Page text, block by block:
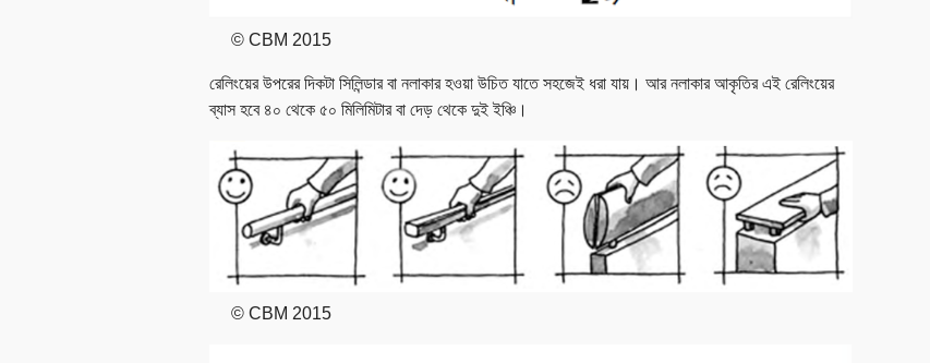
© CBM 2015
রেলিংয়ের উপরের দিকটা সিলিন্ডার বা নলাকার হওয়া উচিত যাতে সহজেই ধরা যায়। আর নলাকার আকৃতির এই রেলিংয়ের
ব্যাস হবে ৪০ থেকে ৫০ মিলিমিটার বা দেড় থেকে দুই ইঞ্চি।
© CBM 2015